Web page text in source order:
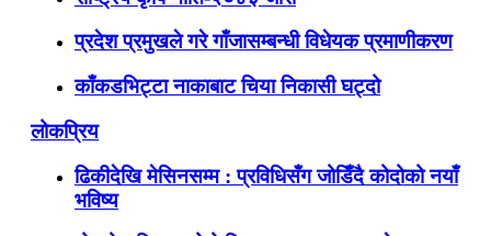
प्रदेश प्रमुखले गरे गाँजासम्बन्धी विधेयक प्रमाणीकरण
काँकडभिट्टा नाकाबाट चिया निकासी घट्दो
लोकप्रिय
ढिकीदेखि मेसिनसम्म : प्रविधिसँग जोडिँदै कोदोको नयाँ
भविष्य